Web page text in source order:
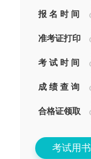
报 名 时 间
准考证打印
考 试 时 间
成 绩 查 询
合格证领取
考试用书